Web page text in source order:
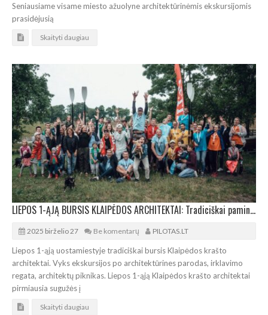
Seniausiame visame miesto ažuolyne architektūrinėmis ekskursijomis
prasidėjusią
Skaityti daugiau
LIEPOS 1-ĄJĄ BURSIS KLAIPĖDOS ARCHITEKTAI: Tradiciškai paminės profesinę šventę
2025 birželio 27 Be komentarų PILOTAS.LT
Liepos 1-ąją uostamiestyje tradiciškai bursis Klaipėdos krašto
architektai. Vyks ekskursijos po architektūrines parodas, irklavimo
regata, architektų piknikas. Liepos 1-ąją Klaipėdos krašto architektai
pirmiausia sugužės į
Skaityti daugiau